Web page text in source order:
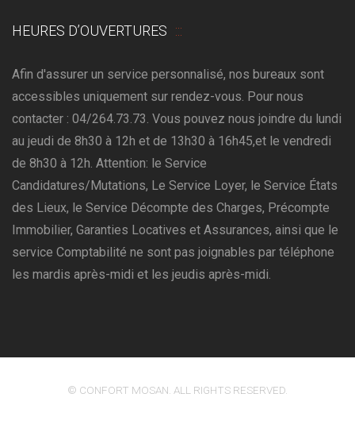
HEURES D’OUVERTURES
Afin d'assurer un service personnalisé, nos bureaux sont
accessibles uniquement sur rendez-vous. Pour nous
contacter : 04/264.73.73. Vous pouvez nous joindre du lundi
au jeudi de 8h30 à 12h et de 13h30 à 16h45,et le vendredi
de 8h30 à 12h. Attention: le Service
Candidatures/Mutations, Le Service Loyer, le Service États
des Lieux, le Service Décompte des Charges, Précompte
Immobilier, Garanties Locatives et Assurances, ainsi que le
service Comptabilité ne sont pas joignables par téléphone
les mardis après-midi et les jeudis après-midi.
© CONFORT MOSAN. ALL RIGHTS RESERVED.